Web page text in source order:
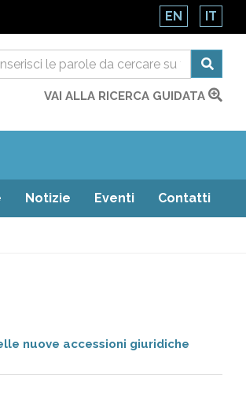
EN IT
VAI ALLA RICERCA GUIDATA
Notizie Eventi Contatti
nuove accessioni giuridiche